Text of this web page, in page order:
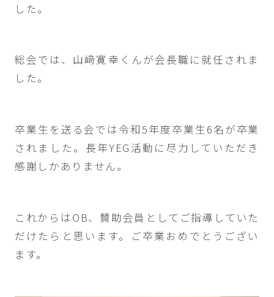
した。
総会では、山﨑寛幸くんが会長職に就任されま
した。
卒業生を送る会では令和5年度卒業生6名が卒業
されました。長年YEG活動に尽力していただき
感謝しかありません。
これからはOB、賛助会員としてご指導していた
だけたらと思います。ご卒業おめでとうござい
ます。